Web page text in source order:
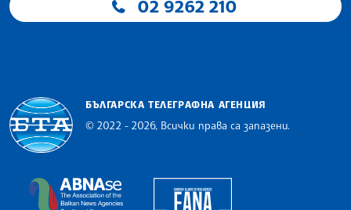
02 9262 210
БЪЛГАРСКА ТЕЛЕГРАФНА АГЕНЦИЯ
© 2022 - 2026, Всички права са запазени.
The Assocoation of the Balkan News Agencies